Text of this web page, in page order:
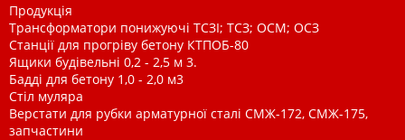
Продукція
Трансформатори понижуючі ТСЗІ; ТСЗ; ОСМ; ОСЗ
Станції для прогріву бетону КТПОБ-80
Ящики будівельні 0,2 - 2,5 м 3.
Бадді для бетону 1,0 - 2,0 м3
Стіл муляра
Верстати для рубки арматурної сталі СМЖ-172, СМЖ-175,
запчастини